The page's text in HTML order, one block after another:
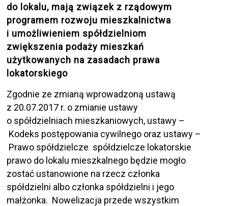
do lokalu, mają związek z rządowym
programem rozwoju mieszkalnictwa
i umożliwieniem spółdzielniom
zwiększenia podaży mieszkań
użytkowanych na zasadach prawa
lokatorskiego
Zgodnie ze zmianą wprowadzoną ustawą
z 20.07.2017 r. o zmianie ustawy
o spółdzielniach mieszkaniowych, ustawy –
Kodeks postępowania cywilnego oraz ustawy –
Prawo spółdzielcze spółdzielcze lokatorskie
prawo do lokalu mieszkalnego będzie mogło
zostać ustanowione na rzecz członka
spółdzielni albo członka spółdzielni i jego
małżonka. Nowelizacja przede wszystkim